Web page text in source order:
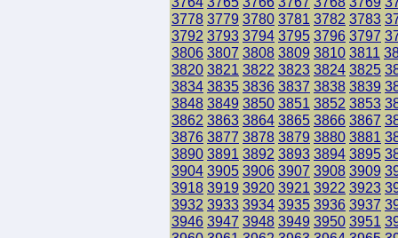
3778 3779 3780 3781 3782 3783
3792 3793 3794 3795 3796 3797
3806 3807 3808 3809 3810 3811
3820 3821 3822 3823 3824 3825
3834 3835 3836 3837 3838 3839
3848 3849 3850 3851 3852 3853
3862 3863 3864 3865 3866 3867
3876 3877 3878 3879 3880 3881
3890 3891 3892 3893 3894 3895
3904 3905 3906 3907 3908 3909
3918 3919 3920 3921 3922 3923
3932 3933 3934 3935 3936 3937
3946 3947 3948 3949 3950 3951